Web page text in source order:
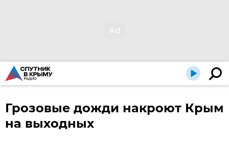
Грозовые дожди накроют Крым
на выходных